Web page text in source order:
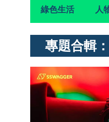
綠色生活 人
專題合輯：